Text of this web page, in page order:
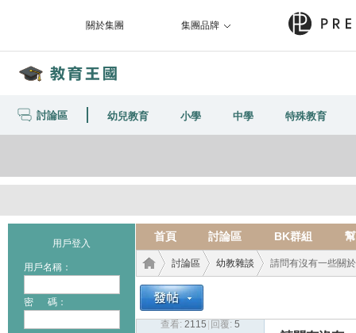
關於集團 集團品牌
討論區 幼兒教育 小學 中學 特殊教育
用戶登入
用戶名稱：
密 碼：
首頁 討論區 BK群組
討論區
›
幼教雜談 請問有沒有一些關
查看: 2115 回覆: 5